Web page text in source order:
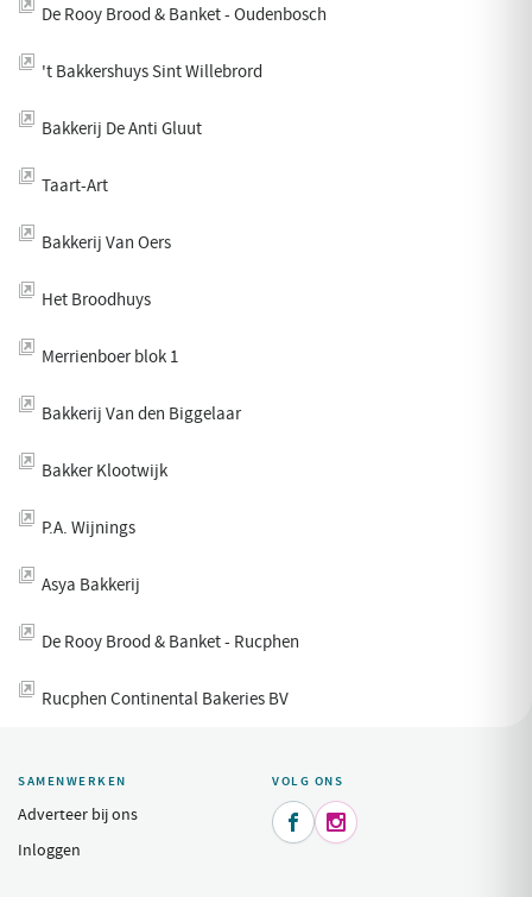
De Rooy Brood & Banket - Oudenbosch
't Bakkershuys Sint Willebrord
Bakkerij De Anti Gluut
Taart-Art
Bakkerij Van Oers
Het Broodhuys
Merrienboer blok 1
Bakkerij Van den Biggelaar
Bakker Klootwijk
P.A. Wijnings
Asya Bakkerij
De Rooy Brood & Banket - Rucphen
Rucphen Continental Bakeries BV
SAMENWERKEN
Adverteer bij ons
Inloggen
VOLG ONS
 